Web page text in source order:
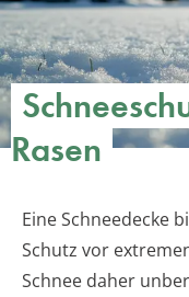
Rasen
Eine Schneedecke
Schutz vor
Schnee daher